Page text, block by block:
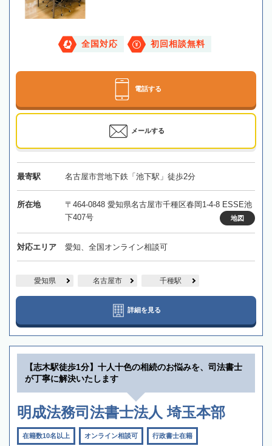
全国対応 初回相談無料
電話する
メールする
最寄駅 名古屋市営地下鉄「池下駅」徒歩2分
所在地
〒464-0848 愛知県名古屋市千種区春岡1-4-8 ESSE池
下407号
地図
対応エリア 愛知、全国オンライン相談可
愛知県 名古屋市 千種駅
詳細を見る
【志木駅徒歩1分】十人十色の相続のお悩みを、司法書士
が丁寧に解決いたします
明成法務司法書士法人 埼玉本部
在籍数10名以上 オンライン相談可 行政書士在籍